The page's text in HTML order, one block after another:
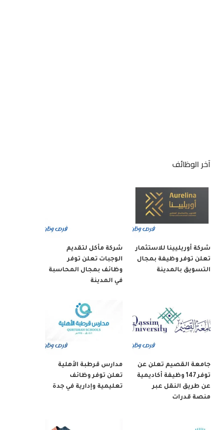
آخر الوظائف
شركة أوريليينا للاستثمار
تعلن توفر وظيفة بمجال
التسويق بالمدينة
شركة مأكل لتقديم
الوجبات تعلن توفر
وظائف بمجال المحاسبة
في المدينة
جامعة القصيم تعلن عن
توفر 147 وظيفة أكاديمية
عن طريق النقل عبر
منصة قدرات
مدارس قرطبة الأهلية
تعلن توفر وظائف
تعليمية وإدارية في جدة